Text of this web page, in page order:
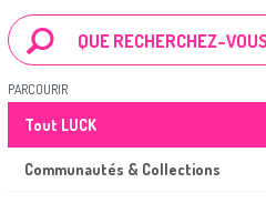
PARCOURIR
Tout LUCK
Communautés & Collections